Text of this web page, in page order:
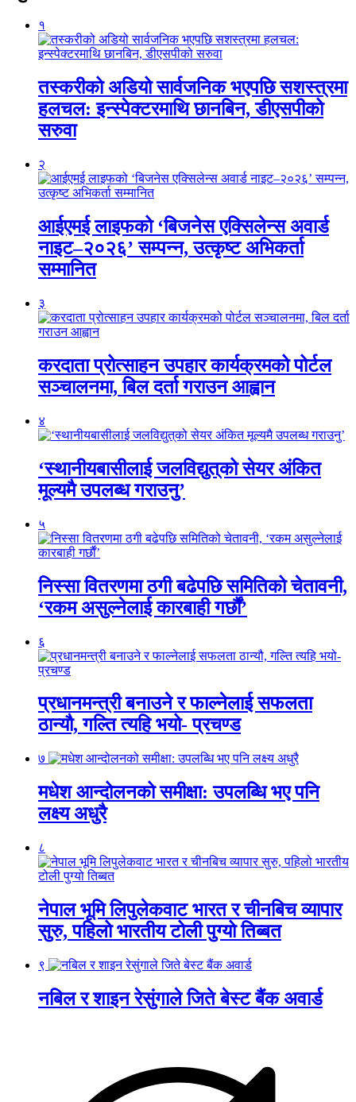
१
तस्करीको अडियो सार्वजनिक भएपछि सशस्त्रमा
हलचल: इन्स्पेक्टरमाथि छानबिन, डीएसपीको
सरुवा
२
आईएमई लाइफको ‘बिजनेस एक्सिलेन्स अवार्ड
नाइट–२०२६’ सम्पन्न, उत्कृष्ट अभिकर्ता
सम्मानित
३
करदाता प्रोत्साहन उपहार कार्यक्रमको पोर्टल
सञ्चालनमा, बिल दर्ता गराउन आह्वान
४
‘स्थानीयबासीलाई जलविद्युत्‌को सेयर अंकित
मूल्यमै उपलब्ध गराउनु’
५
निस्सा वितरणमा ठगी बढेपछि समितिको चेतावनी,
‘रकम असुल्नेलाई कारबाही गर्छाैं’
६
प्रधानमन्त्री बनाउने र फाल्नेलाई सफलता
ठान्यौ, गल्ति त्यहि भयो- प्रचण्ड
७
मधेश आन्दोलनको समीक्षा: उपलब्धि भए पनि
लक्ष्य अधुरै
८
नेपाल भूमि लिपुलेकवाट भारत र चीनबिच व्यापार
सुरु, पहिलो भारतीय टोली पुग्यो तिब्बत
९
नबिल र शाइन रेसुंगाले जिते बेस्ट बैंक अवार्ड